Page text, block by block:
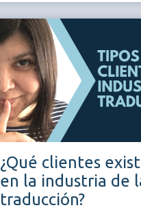
¿Qué clientes
en la industria de
traducción?